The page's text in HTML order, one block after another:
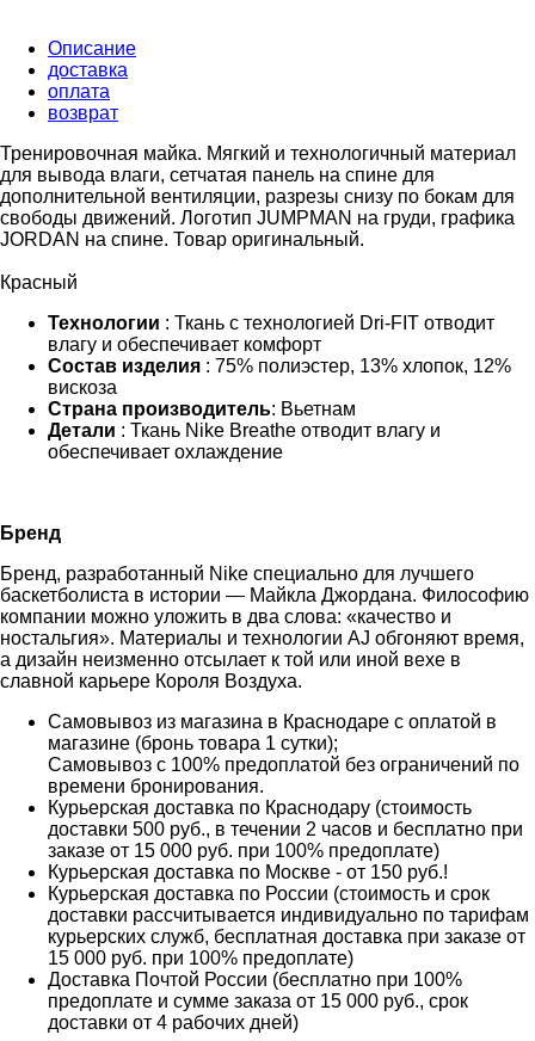
Описание
доставка
оплата
возврат
Тренировочная майка. Мягкий и технологичный материал
для вывода влаги, сетчатая панель на спине для
дополнительной вентиляции, разрезы снизу по бокам для
свободы движений. Логотип JUMPMAN на груди, графика
JORDAN на спине. Товар оригинальный.
Красный
Технологии : Ткань с технологией Dri-FIT отводит
влагу и обеспечивает комфорт
Состав изделия : 75% полиэстер, 13% хлопок, 12%
вискоза
Страна производитель: Вьетнам
Детали : Ткань Nike Breathe отводит влагу и
обеспечивает охлаждение
Бренд
Бренд, разработанный Nike специально для лучшего
баскетболиста в истории — Майкла Джордана. Философию
компании можно уложить в два слова: «качество и
ностальгия». Материалы и технологии AJ обгоняют время,
а дизайн неизменно отсылает к той или иной вехе в
славной карьере Короля Воздуха.
Самовывоз из магазина в Краснодаре с оплатой в
магазине (бронь товара 1 сутки);
Самовывоз с 100% предоплатой без ограничений по
времени бронирования.
Курьерская доставка по Краснодару (стоимость
доставки 500 руб., в течении 2 часов и бесплатно при
заказе от 15 000 руб. при 100% предоплате)
Курьерская доставка по Москве - от 150 руб.!
Курьерская доставка по России (стоимость и срок
доставки рассчитывается индивидуально по тарифам
курьерских служб, бесплатная доставка при заказе от
15 000 руб. при 100% предоплате)
Доставка Почтой России (бесплатно при 100%
предоплате и сумме заказа от 15 000 руб., срок
доставки от 4 рабочих дней)